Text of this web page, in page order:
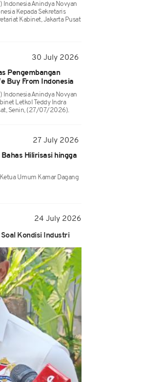
Indonesia Anindya Novyan
Kepada Sekretaris
Kabinet, Jakarta Pusat
30 July 2026
Pengembangan
Buy From Indonesia
Indonesia Anindya Novyan
Letkol Teddy Indra
Senin, (27/07/2026).
27 July 2026
Hilirisasi hingga
Umum Kamar Dagang
24 July 2026
Kondisi Industri